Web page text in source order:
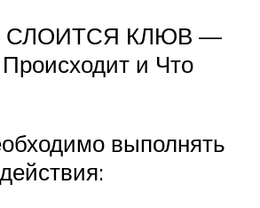
СЛОИТСЯ КЛЮВ —
и Что
выполнять